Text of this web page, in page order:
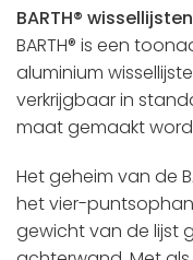
BARTH® wissellijsten
BARTH® is een
aluminium
verkrijgbaar in
maat gemaakt
Het geheim van de
het vier-
gewicht van de lijst